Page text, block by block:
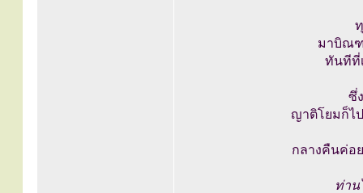
มาบิณฑ
ทันทีที่
ซึ่
ญาติโยมก็ไ
กลางคืนค่อ
ท่าน